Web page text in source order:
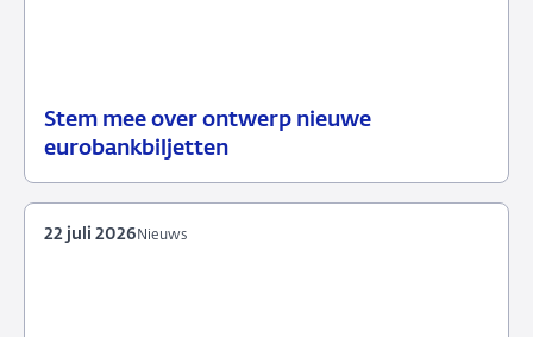
Stem mee over ontwerp nieuwe
eurobankbiljetten
23
Nieuws
Nieuws
22 juli 2026